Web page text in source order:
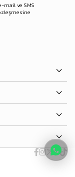
mail ve SMS